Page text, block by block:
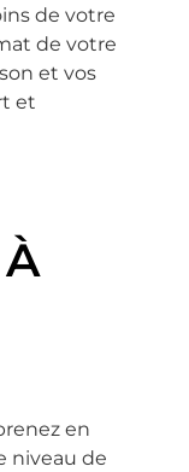
de votre
de votre
et vos
et
en
niveau de